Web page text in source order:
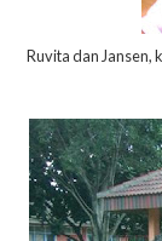
Ruvita dan Jansen,